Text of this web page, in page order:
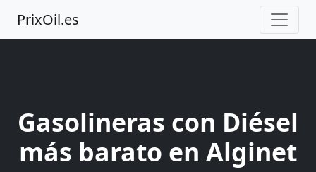
PrixOil.es
Gasolineras con Diésel
más barato en Alginet